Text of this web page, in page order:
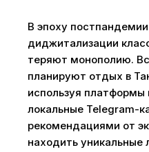
В эпоху
диджитализации
теряют монополию.
планируют отдых в
используя
локальные Telegram-
рекомендациями от
находить уникальные